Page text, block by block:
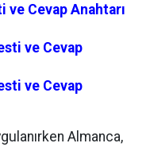
Cevap Anahtarı
ve Cevap
ve Cevap
Almanca,